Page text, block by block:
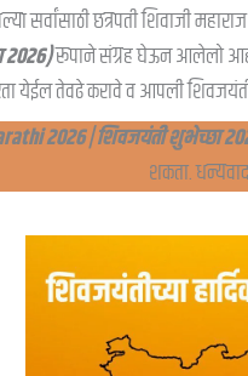
सर्वांसाठी छत्रपती शिवाजी
२०२६)रूपाने संग्रह घेऊन आलेलो
येईल तेवढे करावे व आपली
2026 | शिवजयंती शुभेच्छा
शकता.